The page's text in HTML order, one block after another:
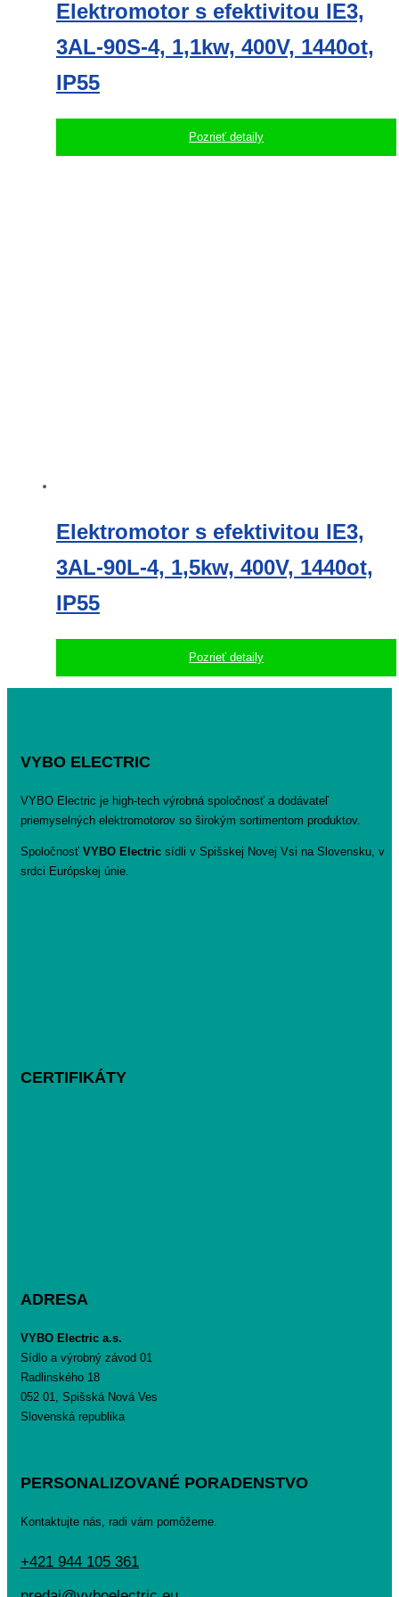
Elektromotor s efektivitou IE3,
3AL-90S-4, 1,1kw, 400V, 1440ot,
IP55
Pozrieť detaily
Elektromotor s efektivitou IE3,
3AL-90L-4, 1,5kw, 400V, 1440ot,
IP55
Pozrieť detaily
VYBO ELECTRIC
VYBO Electric je high-tech výrobná spoločnosť a dodávateľ
priemyselných elektromotorov so širokým sortimentom produktov.
Spoločnosť VYBO Electric sídli v Spišskej Novej Vsi na Slovensku, v
srdci Európskej únie.
CERTIFIKÁTY
ADRESA
VYBO Electric a.s.
Sídlo a výrobný závod 01
Radlinského 18
052 01, Spišská Nová Ves
Slovenská republika
PERSONALIZOVANÉ PORADENSTVO
Kontaktujte nás, radi vám pomôžeme.
+421 944 105 361